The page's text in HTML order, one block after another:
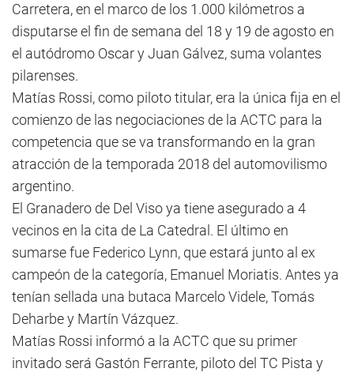
Carretera, en el marco de los 1.000 kilómetros a
disputarse el fin de semana del 18 y 19 de agosto en
el autódromo Oscar y Juan Gálvez, suma volantes
pilarenses.
Matías Rossi, como piloto titular, era la única fija en el
comienzo de las negociaciones de la ACTC para la
competencia que se va transformando en la gran
atracción de la temporada 2018 del automovilismo
argentino.
El Granadero de Del Viso ya tiene asegurado a 4
vecinos en la cita de La Catedral. El último en
sumarse fue Federico Lynn, que estará junto al ex
campeón de la categoría, Emanuel Moriatis. Antes ya
tenían sellada una butaca Marcelo Videle, Tomás
Deharbe y Martín Vázquez.
Matías Rossi informó a la ACTC que su primer
invitado será Gastón Ferrante, piloto del TC Pista y